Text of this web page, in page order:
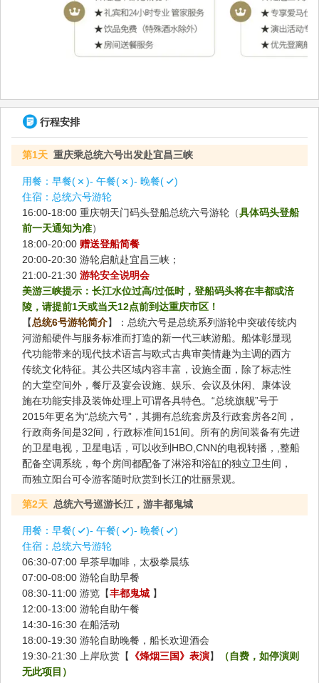
行程安排
第1天 重庆乘总统六号出发赴宜昌三峡
用餐： 早餐( )- 午餐( )- 晚餐(
)
住宿： 总统六号游轮
16:00-18:00 重庆朝天门码头登船总统六号游轮（具体码头登船
前一天通知为准）
18:00-20:00 赠送登船简餐
20:00-20:30 游轮启航赴宜昌三峡；
21:00-21:30 游轮安全说明会
美游三峡提示：长江水位过高/过低时，登船码头将在丰都或涪
陵，请提前1天或当天12点前到达重庆市区！
【总统6号游轮简介】：总统六号是总统系列游轮中突破传统内
河游船硬件与服务标准而打造的新一代三峡游船。船体彰显现
代功能带来的现代技术语言与欧式古典审美情趣为主调的西方
传统文化特征。其公共区域内容丰富，设施全面，除了标志性
的大堂空间外，餐厅及宴会设施、娱乐、会议及休闲、康体设
施在功能安排及装饰处理上可谓各具特色。“总统旗舰”号于
2015年更名为“总统六号”，其拥有总统套房及行政套房各2间，
行政商务间是32间，行政标准间151间。所有的房间装备有先进
的卫星电视，卫星电话，可以收到HBO,CNN的电视转播，,整船
配备空调系统，每个房间都配备了淋浴和浴缸的独立卫生间，
而独立阳台可令游客随时欣赏到长江的壮丽景观。
第2天 总统六号巡游长江，游丰都鬼城
用餐： 早餐( )- 午餐( )- 晚餐(
)
住宿： 总统六号游轮
06:30-07:00 早茶早咖啡，太极拳晨练
07:00-08:00 游轮自助早餐
08:30-11:00 游览【丰都鬼城 】
12:00-13:00 游轮自助午餐
14:30-16:30 在船活动
18:00-19:30 游轮自助晚餐，船长欢迎酒会
19:30-21:30 上岸欣赏【
《烽烟三国》表演】
（自费，如停演则
无此项目）